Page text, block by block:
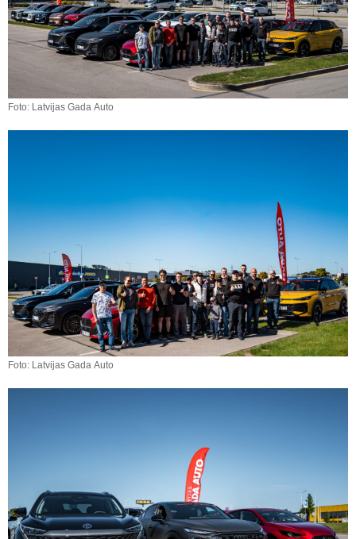
Foto: Latvijas Gada Auto
Foto: Latvijas Gada Auto